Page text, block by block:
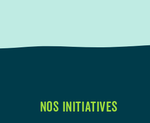
NOS INITIATIVES